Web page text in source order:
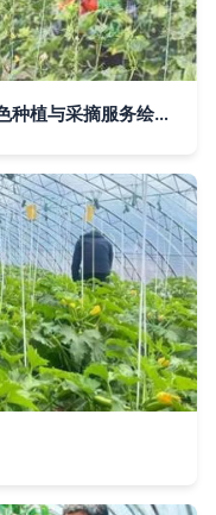
定西岷县 温室黄瓜迎来丰收季，特色种植与采摘服务绘就产业新图景